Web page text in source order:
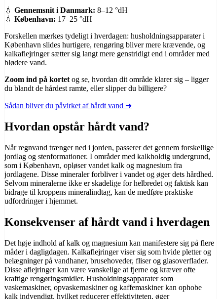
💧 Gennemsnit i Danmark: 8–12 °dH
💧 København: 17–25 °dH
Forskellen mærkes tydeligt i hverdagen: husholdningsapparater i
København slides hurtigere, rengøring bliver mere krævende, og
kalkaflejringer sætter sig langt mere genstridigt end i områder med
blødere vand.
Zoom ind på kortetog se, hvordan dit område klarer sig – ligger
du blandt de hårdest ramte, eller slipper du billigere?
Sådan bliver du påvirket af hårdt vand ➜
Hvordan opstår hårdt vand?
Når regnvand trænger ned i jorden, passerer det gennem forskellige
jordlag og stenformationer. I områder med kalkholdig undergrund,
som i København, opløser vandet kalk og magnesium fra
jordlagene. Disse mineraler forbliver i vandet og øger dets hårdhed.
Selvom mineralerne ikke er skadelige for helbredet og faktisk kan
bidrage til kroppens mineralindtag, kan de medføre praktiske
udfordringer i hjemmet.
Konsekvenser af hårdt vand i hverdagen
Det høje indhold af kalk og magnesium kan manifestere sig på flere
måder i dagligdagen. Kalkaflejringer viser sig som hvide pletter og
belægninger på vandhaner, brusehoveder, fliser og glasoverflader.
Disse aflejringer kan være vanskelige at fjerne og kræver ofte
kraftige rengøringsmidler. Husholdningsapparater som
vaskemaskiner, opvaskemaskiner og kaffemaskiner kan ophobe
kalk indvendigt, hvilket reducerer effektiviteten, øger